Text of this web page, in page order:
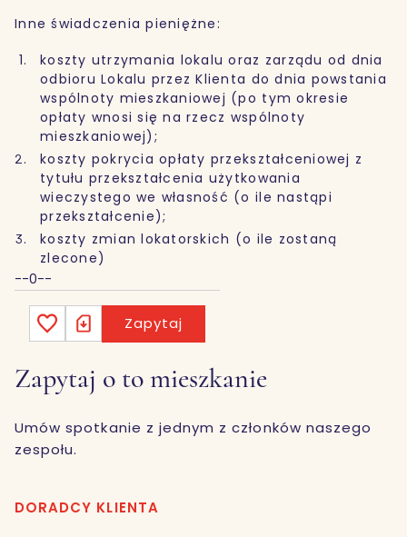
Inne świadczenia pieniężne:
koszty utrzymania lokalu oraz zarządu od dnia
odbioru Lokalu przez Klienta do dnia powstania
wspólnoty mieszkaniowej (po tym okresie
opłaty wnosi się na rzecz wspólnoty
mieszkaniowej);
koszty pokrycia opłaty przekształceniowej z
tytułu przekształcenia użytkowania
wieczystego we własność (o ile nastąpi
przekształcenie);
koszty zmian lokatorskich (o ile zostaną
zlecone)
--0--
Zapytaj
Zapytaj o to mieszkanie
Umów spotkanie z jednym z członków naszego
zespołu.
DORADCY KLIENTA